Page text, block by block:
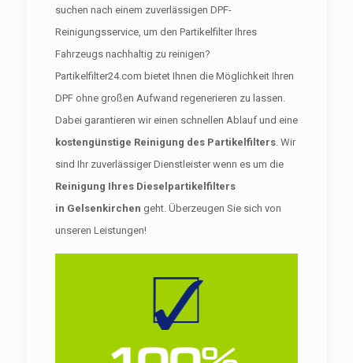
suchen nach einem zuverlässigen DPF-
Reinigungsservice, um den Partikelfilter Ihres
Fahrzeugs nachhaltig zu reinigen?
Partikelfilter24.com bietet Ihnen die Möglichkeit Ihren
DPF ohne großen Aufwand regenerieren zu lassen.
Dabei garantieren wir einen schnellen Ablauf und eine
kostengünstige Reinigung des Partikelfilters. Wir
sind Ihr zuverlässiger Dienstleister wenn es um die
Reinigung Ihres Dieselpartikelfilters
in Gelsenkirchen geht. Überzeugen Sie sich von
unseren Leistungen!